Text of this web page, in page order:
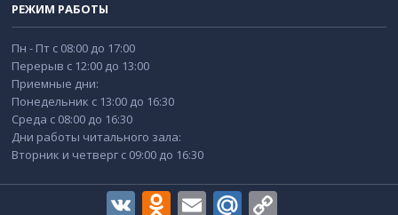
РЕЖИМ РАБОТЫ
Пн - Пт с 08:00 до 17:00
Перерыв с 12:00 до 13:00
Приемные дни:
Понедельник с 13:00 до 16:30
Среда с 08:00 до 16:30
Дни работы читального зала:
Вторник и четверг с 09:00 до 16:30
Odnoklassniki
Email Mail.Ru